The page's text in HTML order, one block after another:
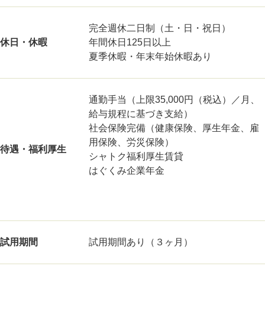
休日・休暇
完全週休二日制（土・日・祝日）
年間休日125日以上
夏季休暇・年末年始休暇あり
待遇・福利厚生
通勤手当（上限35,000円（税込）／月、
給与規程に基づき支給）
社会保険完備（健康保険、厚生年金、雇
用保険、労災保険）
シャトク福利厚生賃貸
はぐくみ企業年金
試用期間 試用期間あり（３ヶ月）